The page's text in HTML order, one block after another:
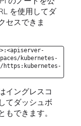
を使用してダ
セスできま
kubernetes-
https:kubernetes-
イングレスコ
てダッシュボ
もできます。